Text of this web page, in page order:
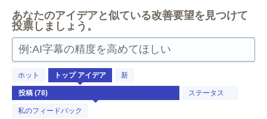
あなたのアイデアと似ている改善要望を見つけて
投票しましょう。
例:AI字幕の精度を高めてほしい
ホット トップ アイデア 新
ステータス
私のフィードバック
78
見
つ
か
た